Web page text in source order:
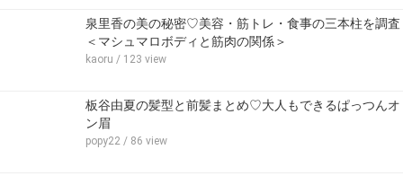
泉里香の美の秘密♡美容・筋トレ・食事の三本柱を調査
＜マシュマロボディと筋肉の関係＞
kaoru / 123 view
板谷由夏の髪型と前髪まとめ♡大人もできるぱっつんオ
ン眉
popy22 / 86 view